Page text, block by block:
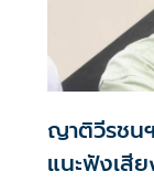
ญาติวีรชน
แนะฟังเสี